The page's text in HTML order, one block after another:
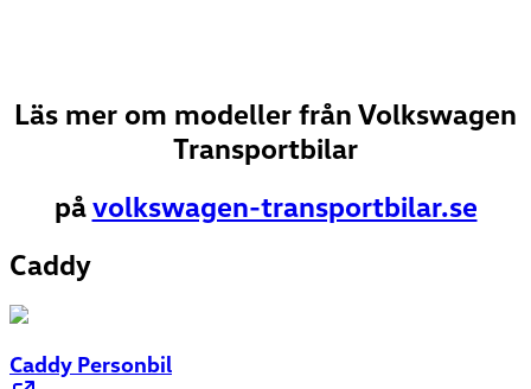
Läs mer om modeller från Volkswagen
Transportbilar
påvolkswagen-transportbilar.se
Caddy
Caddy Personbil